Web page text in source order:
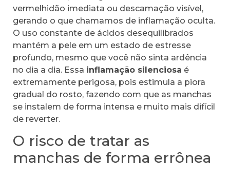
vermelhidão imediata ou descamação visível,
gerando o que chamamos de inflamação oculta.
O uso constante de ácidos desequilibrados
mantém a pele em um estado de estresse
profundo, mesmo que você não sinta ardência
no dia a dia. Essa inflamação silenciosa é
extremamente perigosa, pois estimula a piora
gradual do rosto, fazendo com que as manchas
se instalem de forma intensa e muito mais difícil
de reverter.
O risco de tratar as
manchas de forma errônea